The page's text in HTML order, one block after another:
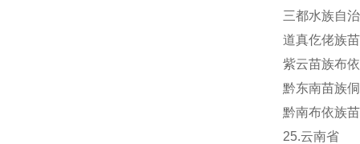
三都水族自
道真仡佬族
紫云苗族布
黔东南苗族
黔南布依族
25.云南省